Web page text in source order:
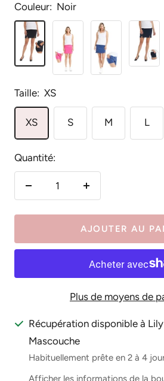
Couleur: Noir
Noir
Rose Bleu Marine
Taille: XS
XS S M L
Quantité:
Réduire
quantité
AJOUTER AU
Plus de moyens de
Récupération disponible à
Mascouche
Habituellement prête en 2 à 4
Afficher les informations de la